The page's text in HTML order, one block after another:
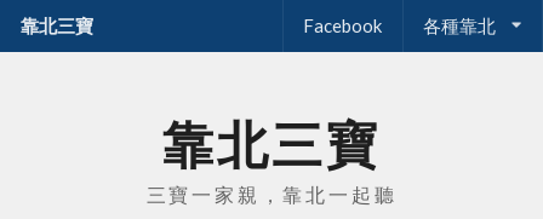
靠北三寶 Facebook 各種靠北
靠北三寶
三寶一家親，靠北一起聽